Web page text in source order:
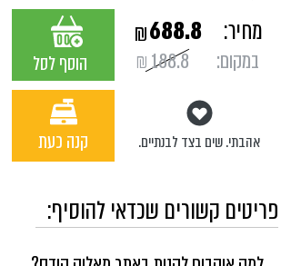
הוסף לסל ₪188.8
₪688.8
במקום:
מחיר:
קנה כעת אהבתי. שים בצד לבנתיים.
פריטים קשורים שכדאי להוסיף: